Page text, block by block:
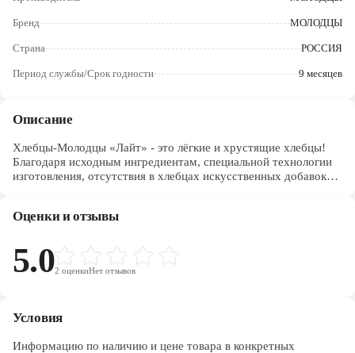
Бренд МОЛОДЦЫ
Страна РОССИЯ
Период службы/Срок годности 9 месяцев
Описание
Хлебцы-Молодцы «Лайт» - это лёгкие и хрустящие хлебцы!
Благодаря исходным ингредиентам, специальной технологии
изготовления, отсутствия в хлебцах искусственных добавок
вкусны!
Оценки и отзывы
5.02 оценкиНет отзывов
Условия
Информацию по наличию и цене товара в конкретных